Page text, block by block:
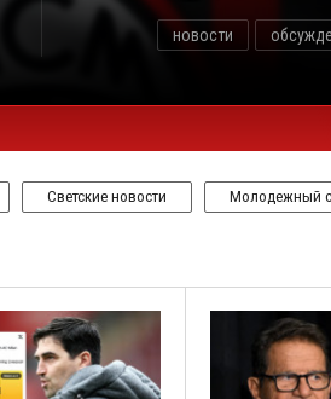
новости
Светские новости Молодежный